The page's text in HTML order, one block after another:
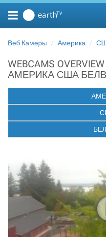
Веб Камеры Америка
WEBCAMS
АМЕРИКА США